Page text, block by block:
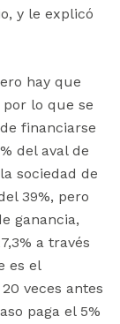
y le explicó
hay que
lo que se
financiarse
del aval de
sociedad de
39%, pero
ganancia,
a través
es el
veces antes
paga el 5%